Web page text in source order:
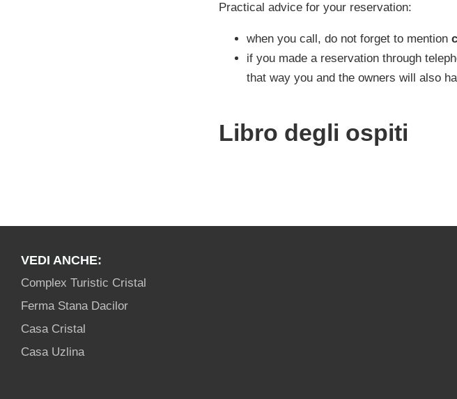
Practical advice for your reservation:
when you call, do not forget to mention
if you made a reservation through
that way you and the owners will also
Libro degli ospiti
VEDI ANCHE:
Complex Turistic Cristal
Ferma Stana Dacilor
Casa Cristal
Casa Uzlina